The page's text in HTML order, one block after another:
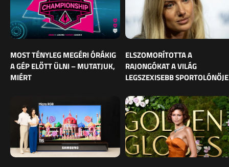
MOST TÉNYLEG MEGÉRI ÓRÁKIG
A GÉP ELŐTT ÜLNI – MUTATJUK,
MIÉRT
ELSZOMORÍTOTTA A
RAJONGÓKAT A VILÁG
LEGSZEXISEBB SPORTOLÓNŐJE